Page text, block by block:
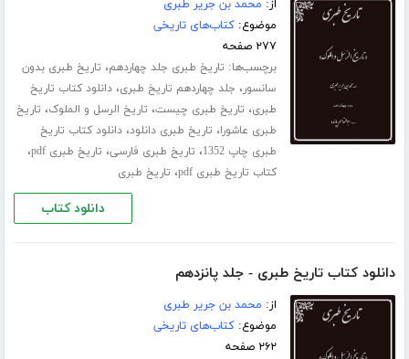
از: محمد بن جریر طبری
موضوع:کتاب‌های تاریخی
۲۷۷ صفحه
برچسب‌ها: تاریخ طبری جلد ‌چهاردهم، تاریخ طبری بدون
سانسور، جلد چهاردهم تاریخ طبری،دانلود کتاب تاریخ
طبری، تاریخ طبری چیست، تاریخ الرسل و الملوک، تاریخ
طبری عاشورا، تاریخ طبری دانلود،دانلود کتاب تاریخ
طبری چاپ 1352
، تاریخ طبری فارسی، تاریخ طبری pdf ،
کتاب تاریخ طبری pdf ، تاریخ طبری
دانلود کتاب
دانلود کتاب تاریخ طبری - جلد پانزدهم
از: محمد بن جریر طبری
موضوع:کتاب‌های تاریخی
۲۶۲ صفحه